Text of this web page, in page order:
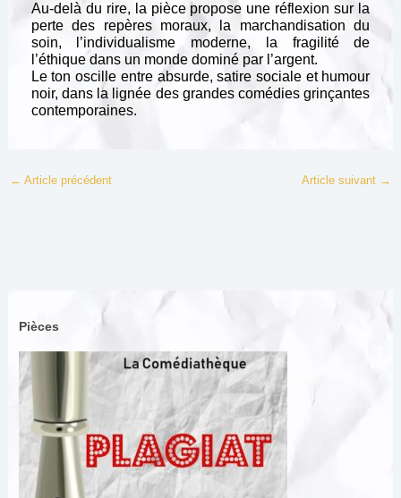
Au-delà du rire, la pièce propose une réflexion sur la
perte des repères moraux,
la marchandisation du
soin,
l’individualisme moderne,
la fragilité de
l’éthique dans un monde dominé par l’argent.
Le ton oscille entre absurde, satire sociale et humour
noir, dans la lignée des grandes comédies grinçantes
contemporaines.
← Article précédent Article suivant →
Pièces